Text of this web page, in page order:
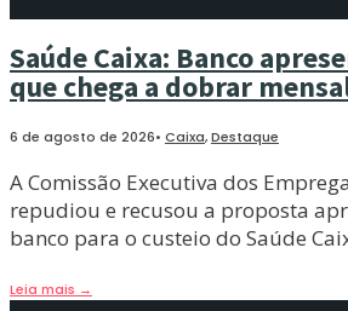
Saúde Caixa: Banco
que chega a dobrar
6 de agosto de 2026• Caixa,Destaque
A Comissão Executiva dos
repudiou e recusou a proposta
banco para o custeio do Saúde
Leia mais →